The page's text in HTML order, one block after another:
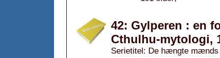
42: Gylperen : en
Cthulhu-mytologi,
Serietitel: De hængte mænds